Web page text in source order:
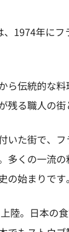
1974年に
ら伝統的な
残る職人の街
いた街で、
多くの一流
の始まりです。
陸。日本の